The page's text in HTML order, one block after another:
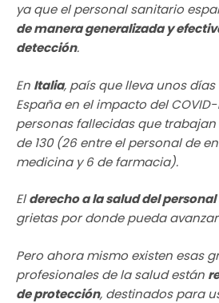
ya que el personal sanitario
de manera generalizada y
detección.
En Italia, país que lleva unos
España en el impacto del
personas fallecidas que trabajan
de 130 (26 entre el personal de
medicina y 6 de farmacia).
Elderecho a la salud del
grietas por donde pueda
Pero ahora mismo existen esas
profesionales de la salud están
de protección, destinados para